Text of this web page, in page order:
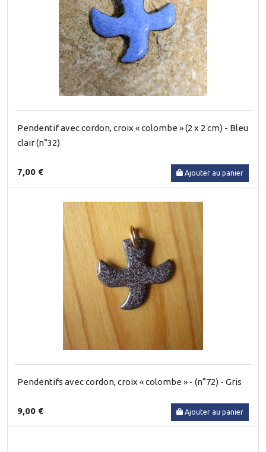
Pendentif avec cordon, croix « colombe » (2 x 2 cm) - Bleu
clair (n°32)
7,00 € Ajouter au panier
Pendentifs avec cordon, croix « colombe » - (n°72) - Gris
9,00 € Ajouter au panier